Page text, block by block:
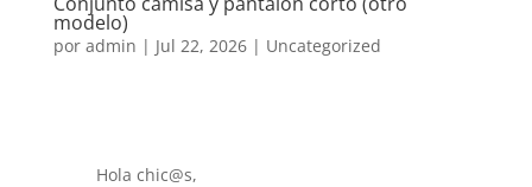
modelo)
por admin | Jul 22, 2026| Uncategorized
Hola chic@s,